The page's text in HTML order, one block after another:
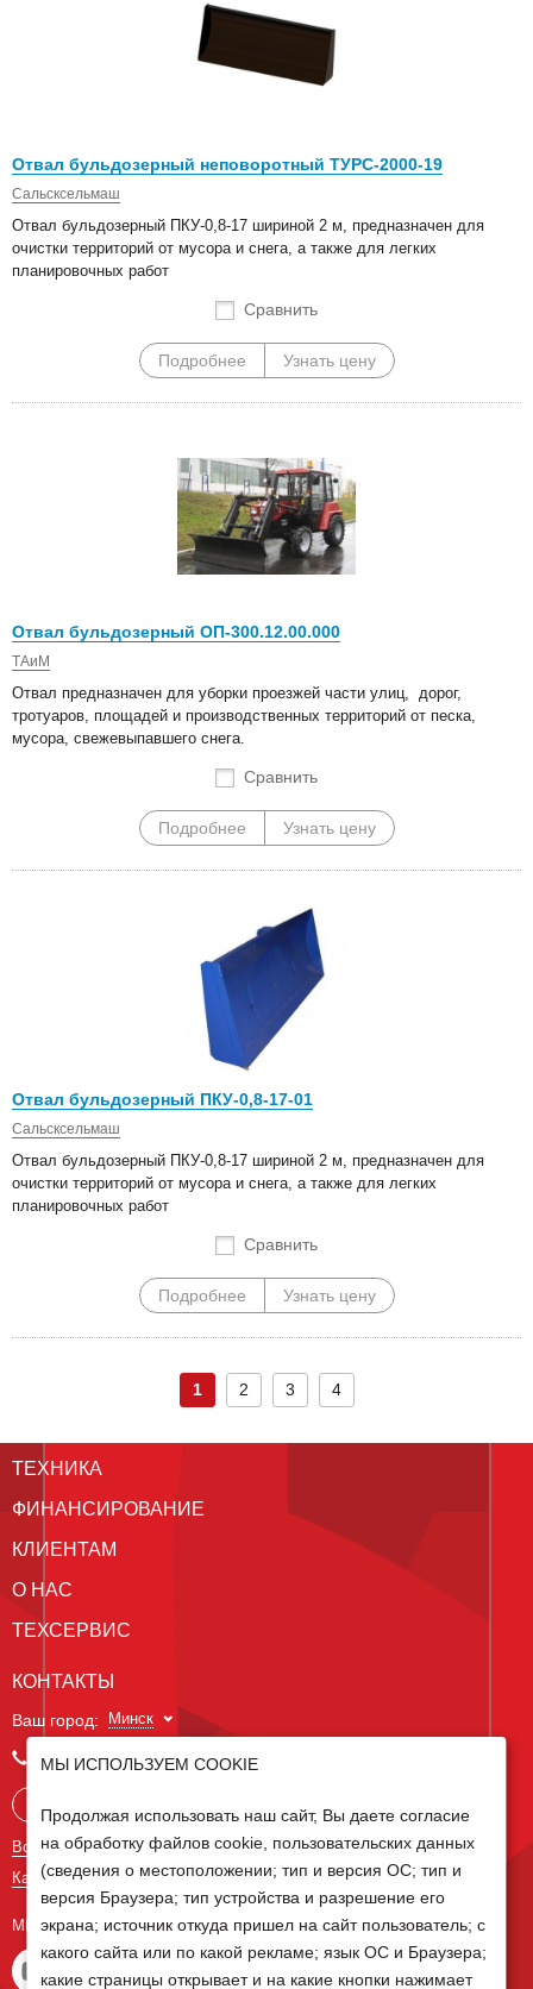
Отвал бульдозерный неповоротный ТУРС-2000-19
Сальсксельмаш
Отвал бульдозерный ПКУ-0,8-17 шириной 2 м, предназначен для
очистки территорий от мусора и снега, а также для легких
планировочных работ
Сравнить
Подробнее Узнать цену
Отвал бульдозерный ОП-300.12.00.000
ТАиМ
Отвал предназначен для уборки проезжей части улиц, дорог,
тротуаров, площадей и производственных территорий от песка,
мусора, свежевыпавшего снега.
Сравнить
Подробнее Узнать цену
Отвал бульдозерный ПКУ-0,8-17-01
Сальсксельмаш
Отвал бульдозерный ПКУ-0,8-17 шириной 2 м, предназначен для
очистки территорий от мусора и снега, а также для легких
планировочных работ
Сравнить
Подробнее Узнать цену
1 2 3 4
ТЕХНИКА
ФИНАНСИРОВАНИЕ
КЛИЕНТАМ
О НАС
ТЕХСЕРВИС
КОНТАКТЫ
Ваш город: Минск
+375 29 238 97 34
Все контакты
Карта сайта
МЫ В СОЦ СЕТЯХ
МЫ ИСПОЛЬЗУЕМ COOKIE
Продолжая использовать наш сайт, Вы даете согласие
на обработку файлов cookie, пользовательских данных
(сведения о местоположении; тип и версия ОС; тип и
версия Браузера; тип устройства и разрешение его
экрана; источник откуда пришел на сайт пользователь; с
какого сайта или по какой рекламе; язык ОС и Браузера;
какие страницы открывает и на какие кнопки нажимает